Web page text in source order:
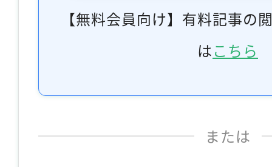
【無料会員向け】有料記事の
はこちら
または